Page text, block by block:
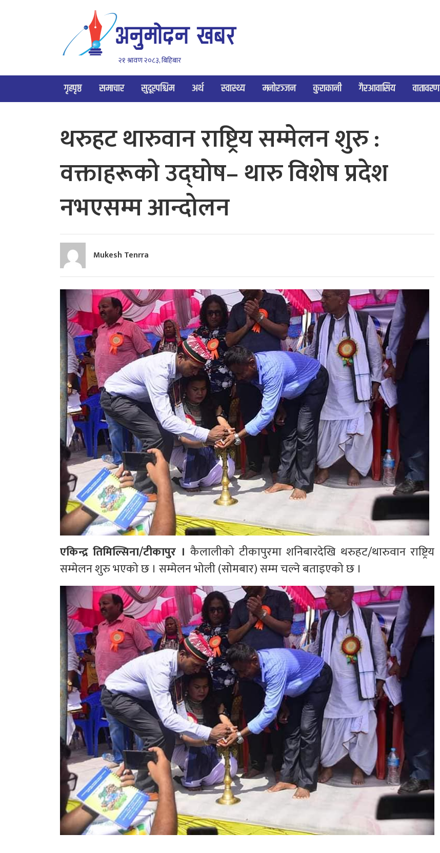
२१ श्रावण २०८३, बिहिबार
गृहपृष्ठ समाचार सुदूरपश्चिम अर्थ स्वास्थ्य मनोरञ्जन कुराकानी गैरआवासिय वातावरण
थरुहट थारुवान राष्ट्रिय सम्मेलन शुरु :
वक्ताहरूको उद्घोष– थारु विशेष प्रदेश
नभएसम्म आन्दोलन
Mukesh Tenrra
एकिन्द्र तिमिल्सिना/टीकापुर । कैलालीको टीकापुरमा शनिबारदेखि थरुहट/थारुवान राष्ट्रिय
सम्मेलन शुरु भएको छ । सम्मेलन भोली (सोमबार) सम्म चल्ने बताइएको छ ।